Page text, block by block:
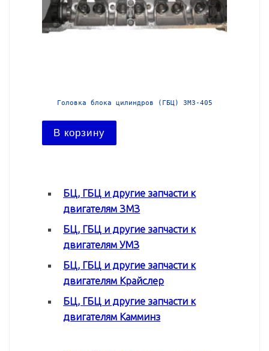
Головка блока цилиндров (ГБЦ) ЗМЗ-405
В корзину
БЦ, ГБЦ и другие запчасти к
двигателям ЗМЗ
БЦ, ГБЦ и другие запчасти к
двигателям УМЗ
БЦ, ГБЦ и другие запчасти к
двигателям Крайслер
БЦ, ГБЦ и другие запчасти к
двигателям Камминз